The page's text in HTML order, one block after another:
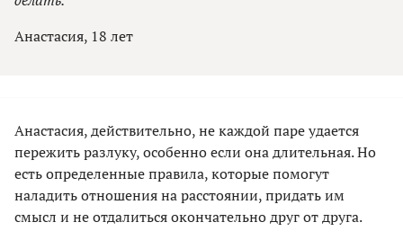
Анастасия, 18 лет
Анастасия, действительно, не каждой паре удается
пережить разлуку, особенно если она длительная. Но
есть определенные правила, которые помогут
наладить отношения на расстоянии, придать им
смысл и не отдалиться окончательно друг от друга.